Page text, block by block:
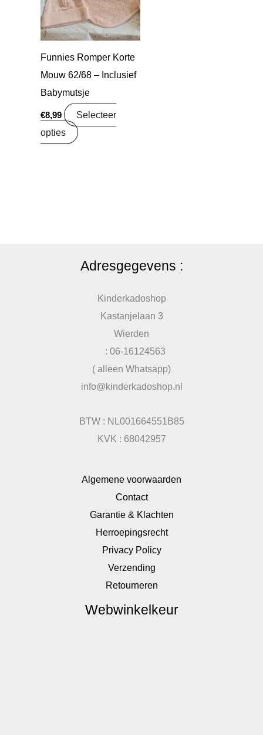
Funnies Romper Korte
Mouw 62/68 – Inclusief
Babymutsje
€8,99
Selecteer
opties
Adresgegevens :
Kinderkadoshop
Kastanjelaan 3
Wierden
: 06-16124563
( alleen Whatsapp)
info@kinderkadoshop.nl
BTW : NL001664551B85
KVK : 68042957
Algemene voorwaarden
Contact
Garantie & Klachten
Herroepingsrecht
Privacy Policy
Verzending
Retourneren
Webwinkelkeur